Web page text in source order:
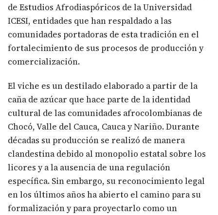
de Estudios Afrodiaspóricos de la Universidad
ICESI, entidades que han respaldado a las
comunidades portadoras de esta tradición en el
fortalecimiento de sus procesos de producción y
comercialización.
El viche es un destilado elaborado a partir de la
caña de azúcar que hace parte de la identidad
cultural de las comunidades afrocolombianas de
Chocó, Valle del Cauca, Cauca y Nariño. Durante
décadas su producción se realizó de manera
clandestina debido al monopolio estatal sobre los
licores y a la ausencia de una regulación
específica. Sin embargo, su reconocimiento legal
en los últimos años ha abierto el camino para su
formalización y para proyectarlo como un